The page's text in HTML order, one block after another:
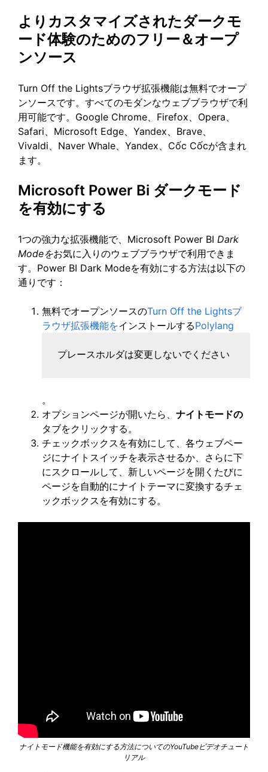
よりカスタマイズされたダークモ
ード体験のためのフリー＆オープ
ンソース
Turn Off the Lightsブラウザ拡張機能は無料でオープ
ンソースです。すべてのモダンなウェブブラウザで利
用可能です。Google Chrome、Firefox、Opera、
Safari、Microsoft Edge、Yandex、Brave、
Vivaldi、Naver Whale、Yandex、Cốc Cốcが含まれ
ます。
Microsoft Power Bi ダークモード
を有効にする
1つの強力な拡張機能で、Microsoft Power BI Dark
Modeをお気に入りのウェブブラウザで利用できま
す。Power BI Dark Modeを有効にする方法は以下の
通りです：
無料でオープンソースのTurn Off the Lightsブ
ラウザ拡張機能をインストールするPolylang
プレースホルダは変更しないでください
。
オプションページが開いたら、 ナイトモードの
タブをクリックする。
チェックボックスを有効にして、各ウェブペー
ジにナイトスイッチを表示させるか、さらに下
にスクロールして、新しいページを開くたびに
ページを自動的にナイトテーマに変換するチェ
ックボックスを有効にする。
ナイトモード機能を有効にする方法についてのYouTubeビデオチュート
リアル